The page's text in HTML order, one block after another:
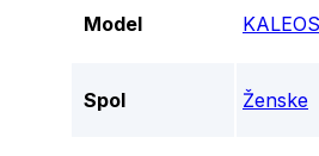
Model
Spol Ženske